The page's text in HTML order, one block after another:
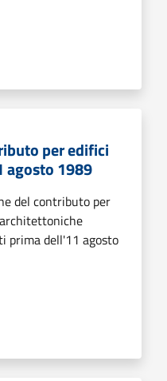
per edifici
1989
del contributo per
prima dell'11 agosto